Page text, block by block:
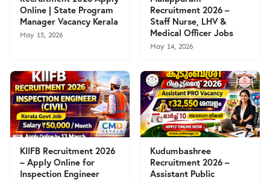
Online | State Program
Manager Vacancy Kerala
May 15, 2026
Recruitment 2026 –
Staff Nurse, LHV &
Medical Officer Jobs
May 14, 2026
KIIFB Recruitment 2026
– Apply Online for
Inspection Engineer
Kudumbashree
Recruitment 2026 –
Assistant Public